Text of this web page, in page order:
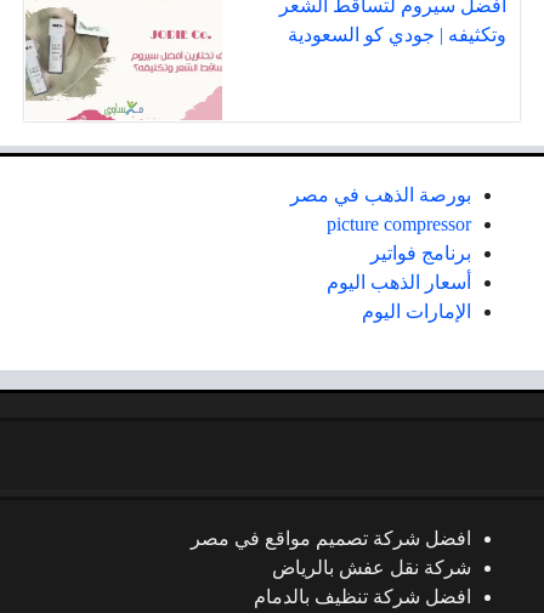
أفضل سيروم لتساقط الشعر
وتكثيفه | جودي كو السعودية
بورصة الذهب في مصر
picture compressor
برنامج فواتير
أسعار الذهب اليوم
الإمارات اليوم
افضل شركة تصميم مواقع في مصر
شركة نقل عفش بالرياض
افضل شركة تنظيف بالدمام